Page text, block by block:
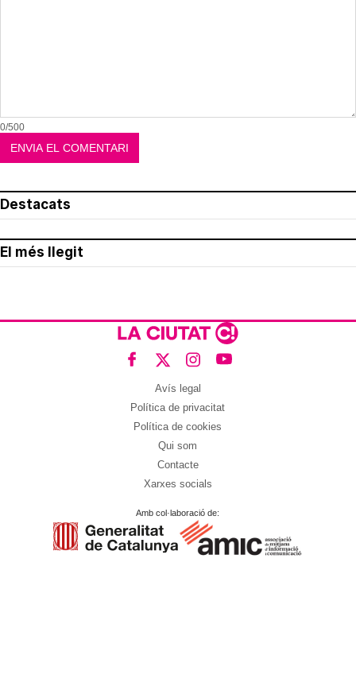
0/500
Destacats
El més llegit
Avís legal
Política de privacitat
Política de cookies
Qui som
Contacte
Xarxes socials
Amb col·laboració de: